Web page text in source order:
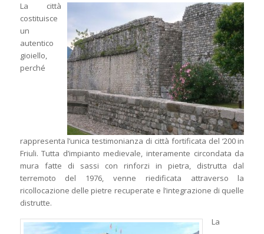
La città
costituisce
un
autentico
gioiello,
perché
rappresenta l’unica testimonianza di città fortificata del ‘200 in
Friuli. Tutta d’impianto medievale, interamente circondata da
mura fatte di sassi con rinforzi in pietra, distrutta dal
terremoto del 1976, venne riedificata attraverso la
ricollocazione delle pietre recuperate e l’integrazione di quelle
distrutte.
La